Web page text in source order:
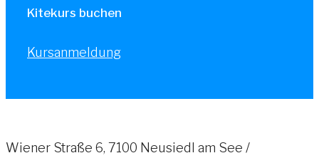
Kitekurs buchen
Kursanmeldung
Wiener Straße 6, 7100 Neusiedl am See /